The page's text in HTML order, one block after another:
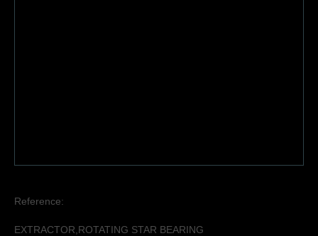
Reference:
EXTRACTOR,ROTATING STAR BEARING